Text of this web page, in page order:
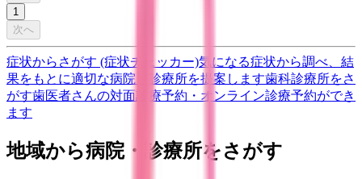
1
次へ
症状からさがす (症状チェッカー)気になる症状から調べ、結
果をもとに適切な病院・診療所を提案します歯科診療所をさ
がす歯医者さんの対面診療予約・オンライン診療予約ができ
ます
地域から病院・診療所をさがす